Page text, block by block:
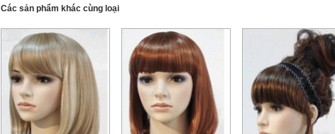
Các sản phẩm khác cùng loại